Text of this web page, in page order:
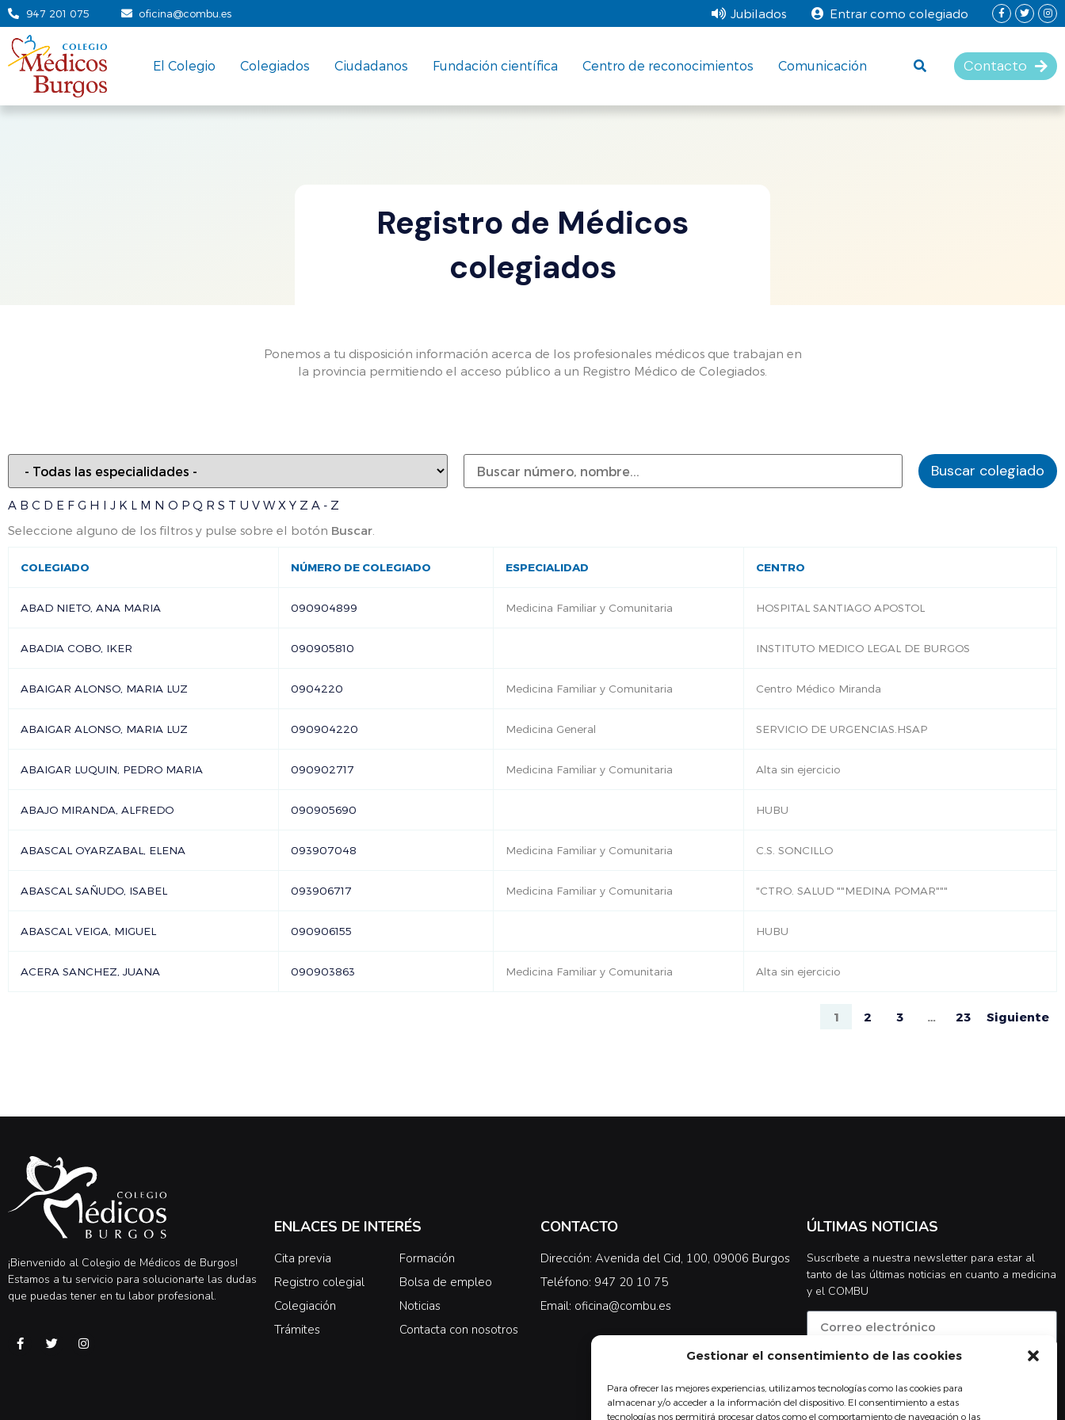
Gestionar el consentimiento de las cookies
Para ofrecer las mejores experiencias, utilizamos tecnologías como las cookies para
almacenar y/o acceder a la información del dispositivo. El consentimiento a estas
tecnologías nos permitirá procesar datos como el comportamiento de navegación o las
947 201 075 oficina@combu.es Jubilados Entrar como colegiado
El Colegio Colegiados Ciudadanos Fundación científica Centro de reconocimientos Comunicación Contacto
Registro de Médicos
colegiados
Ponemos a tu disposición información acerca de los profesionales médicos que trabajan en
la provincia permitiendo el acceso público a un Registro Médico de Colegiados.
A B C D E F G H I J K L M N O P Q R S T U V W X Y Z A - Z
Seleccione alguno de los filtros y pulse sobre el botón Buscar
COLEGIADO NÚMERO DE COLEGIADO ESPECIALIDAD CENTRO
ABAD NIETO, ANA MARIA 090904899 Medicina Familiar y Comunitaria HOSPITAL SANTIAGO APOSTOL
ABADIA COBO, IKER 090905810 INSTITUTO MEDICO LEGAL DE BURGOS
ABAIGAR ALONSO, MARIA LUZ 0904220 Medicina Familiar y Comunitaria Centro Médico Miranda
ABAIGAR ALONSO, MARIA LUZ 090904220 Medicina General SERVICIO DE URGENCIAS.HSAP
ABAIGAR LUQUIN, PEDRO MARIA 090902717 Medicina Familiar y Comunitaria Alta sin ejercicio
ABAJO MIRANDA, ALFREDO 090905690 HUBU
ABASCAL OYARZABAL, ELENA 093907048 Medicina Familiar y Comunitaria C.S. SONCILLO
ABASCAL SAÑUDO, ISABEL 093906717 Medicina Familiar y Comunitaria "CTRO. SALUD ""MEDINA POMAR"""
ABASCAL VEIGA, MIGUEL 090906155 HUBU
ACERA SANCHEZ, JUANA 090903863 Medicina Familiar y Comunitaria Alta sin ejercicio
1 2 3 … 23 Siguiente
¡Bienvenido al Colegio de Médicos de Burgos!
Estamos a tu servicio para solucionarte las dudas
que puedas tener en tu labor profesional.
ENLACES DE INTERÉS
Cita previa
Registro colegial
Colegiación
Trámites
Formación
Bolsa de empleo
Noticias
Contacta con nosotros
CONTACTO
Dirección: Avenida del Cid, 100, 09006 Burgos
Teléfono: 947 20 10 75
Email: oficina@combu.es
ÚLTIMAS NOTICIAS
Suscríbete a nuestra newsletter para estar al
tanto de las últimas noticias en cuanto a medicina
y el COMBU
Acepto lapolítica de privacidad
Suscribirse